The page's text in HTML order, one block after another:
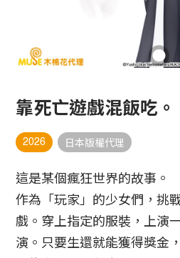
靠死亡遊戲混飯吃。
2026 日本版權代理
這是某個瘋狂世界的故事。
作為「玩家」的少女們，挑
戲。穿上指定的服裝，上演
演。只要生還就能獲得獎金